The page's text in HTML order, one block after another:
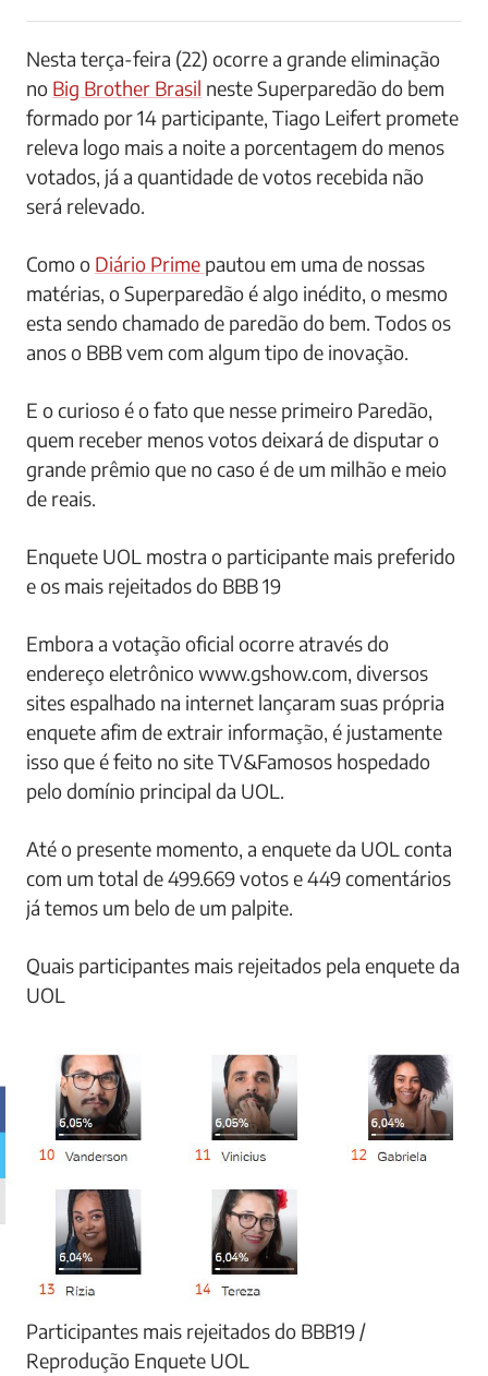
Nesta terça-feira (22) ocorre a grande eliminação
no Big Brother Brasil neste Superparedão do bem
formado por 14 participante, Tiago Leifert promete
releva logo mais a noite a porcentagem do menos
votados, já a quantidade de votos recebida não
será relevado.
Como o Diário Prime pautou em uma de nossas
matérias, o Superparedão é algo inédito, o mesmo
esta sendo chamado de paredão do bem. Todos os
anos o BBB vem com algum tipo de inovação.
E o curioso é o fato que nesse primeiro Paredão,
quem receber menos votos deixará de disputar o
grande prêmio que no caso é de um milhão e meio
de reais.
Enquete UOL mostra o participante mais preferido
e os mais rejeitados do BBB 19
Embora a votação oficial ocorre através do
endereço eletrônico www.gshow.com, diversos
sites espalhado na internet lançaram suas própria
enquete afim de extrair informação, é justamente
isso que é feito no site TV&Famosos hospedado
pelo domínio principal da UOL.
Até o presente momento, a enquete da UOL conta
com um total de 499.669 votos e 449 comentários
já temos um belo de um palpite.
Quais participantes mais rejeitados pela enquete da
UOL
Participantes mais rejeitados do BBB19 /
Reprodução Enquete UOL